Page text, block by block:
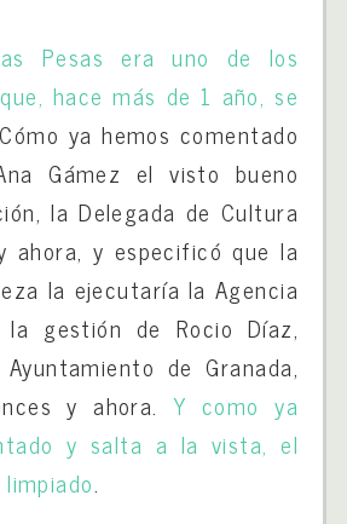
Pesas era uno de los
hace más de 1 año, se
ya hemos comentado
Gámez el visto bueno
la Delegada de Cultura
ahora, y especificó que la
la ejecutaría la Agencia
la gestión de Rocio Díaz,
de Granada,
y ahora.Y como ya
y salta a la vista, el
.